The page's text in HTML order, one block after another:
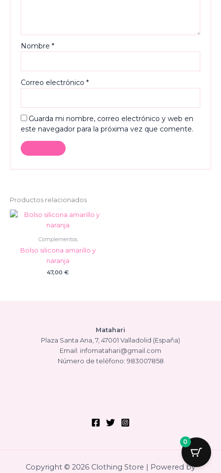
Nombre*
Correo electrónico*
Guarda mi nombre, correo electrónico y web en
este navegador para la próxima vez que comente.
Productos relacionados
Complementos
Bolso silicona amarillo y
naranja
47,00 €
Matahari
Plaza Santa Ana, 7, 47001 Valladolid (España)
Email: infomatahari@gmail.com
Número de teléfono: 983007858
Copyright © 2026 Clothing Store | Powered by
0